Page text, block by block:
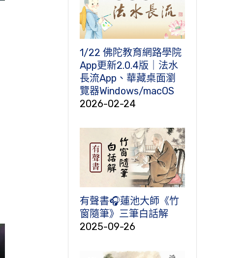
1/22 佛陀教育網路學院
App更新2.0.4版｜法水
長流App、華藏桌面瀏
覽器Windows/macOS
2026-02-24
有聲書🎧蓮池大師《竹
窗隨筆》三筆白話解
2025-09-26